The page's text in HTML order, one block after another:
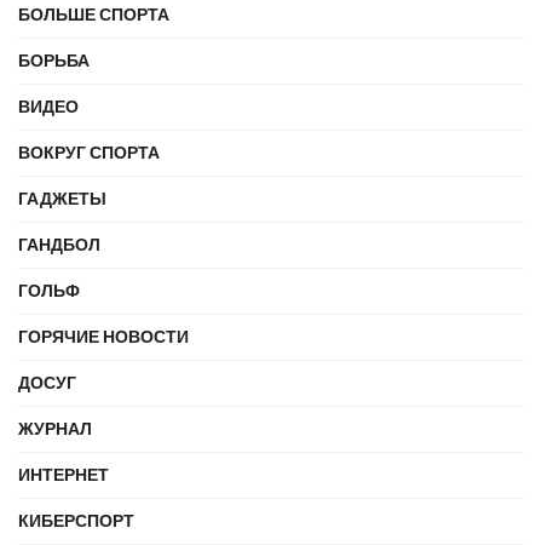
БОЛЬШЕ СПОРТА
БОРЬБА
ВИДЕО
ВОКРУГ СПОРТА
ГАДЖЕТЫ
ГАНДБОЛ
ГОЛЬФ
ГОРЯЧИЕ НОВОСТИ
ДОСУГ
ЖУРНАЛ
ИНТЕРНЕТ
КИБЕРСПОРТ